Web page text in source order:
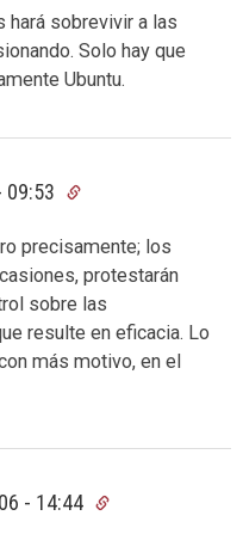
hará sobrevivir a las
Solo hay que
Ubuntu.
09:53
precisamente; los
protestarán
sobre las
resulte en eficacia. Lo
más motivo, en el
- 14:44